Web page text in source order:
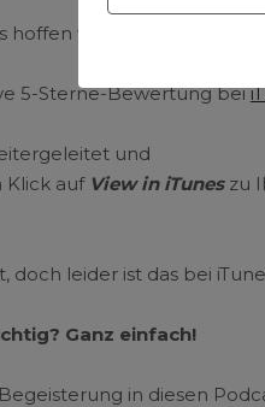
wir beide sehr (ich
5-Sterne-Bewertung bei
und
Klick auf View in iTuneszu
doch leider ist das bei
Ganz einfach!
in diesen